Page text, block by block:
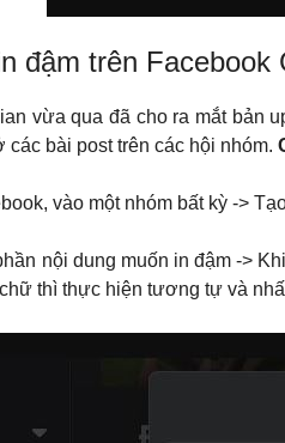
đậm trên Facebook
vừa qua đã cho ra mắt bản
các bài post trên các hội nhóm.
vào một nhóm bất kỳ ->
nội dung muốn in đậm ->
thì thực hiện tương tự và